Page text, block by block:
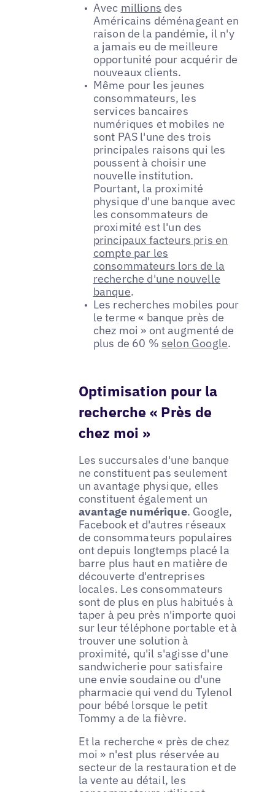
Avec millions des
Américains déménageant en
raison de la pandémie, il n'y
a jamais eu de meilleure
opportunité pour acquérir de
nouveaux clients.
Même pour les jeunes
consommateurs, les
services bancaires
numériques et mobiles ne
sont PAS l'une des trois
principales raisons qui les
poussent à choisir une
nouvelle institution.
Pourtant, la proximité
physique d'une banque avec
les consommateurs de
proximité est l'un des
principaux facteurs pris en
compte par les
consommateurs lors de la
recherche d'une nouvelle
banque.
Les recherches mobiles pour
le terme « banque près de
chez moi » ont augmenté de
plus de 60 % selon Google.
Optimisation pour la
recherche « Près de
chez moi »
Les succursales d'une banque
ne constituent pas seulement
un avantage physique, elles
constituent également un
avantage numérique. Google,
Facebook et d'autres réseaux
de consommateurs populaires
ont depuis longtemps placé la
barre plus haut en matière de
découverte d'entreprises
locales. Les consommateurs
sont de plus en plus habitués à
taper à peu près n'importe quoi
sur leur téléphone portable et à
trouver une solution à
proximité, qu'il s'agisse d'une
sandwicherie pour satisfaire
une envie soudaine ou d'une
pharmacie qui vend du Tylenol
pour bébé lorsque le petit
Tommy a de la fièvre.
Et la recherche « près de chez
moi » n'est plus réservée au
secteur de la restauration et de
la vente au détail, les